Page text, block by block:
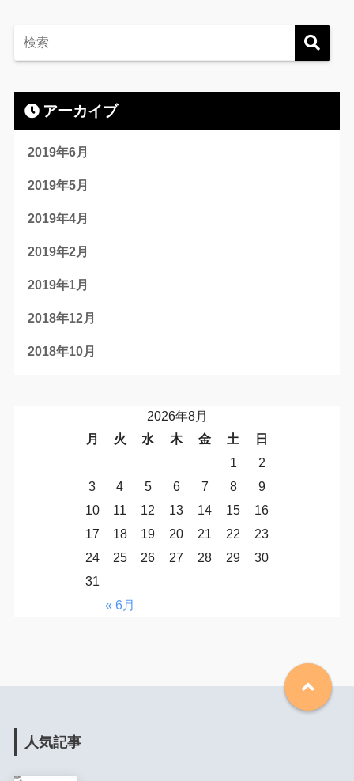
アーカイブ
2019年6月
2019年5月
2019年4月
2019年2月
2019年1月
2018年12月
2018年10月
2026年8月
月
火 水 木 金 土 日
« 6月
1
2
3
4 5 6 7 8
9
10
11 12 13 14 15
16
17
18 19 20 21 22
23
24
25 26 27 28 29
30
31
人気記事